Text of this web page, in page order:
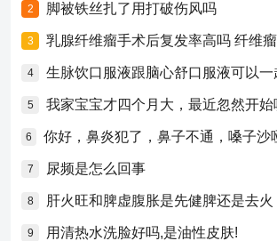
2 脚被铁丝扎了用打破伤风吗
3 乳腺纤维瘤手术后复发率高吗 纤维
4 生脉饮口服液跟脑心舒口服液可以一
5 我家宝宝才四个月大，最近忽然开始
6
7 尿频是怎么回事
8 肝火旺和脾虚腹胀是先健脾还是去火
9 用清热水洗脸好吗,是油性皮肤!